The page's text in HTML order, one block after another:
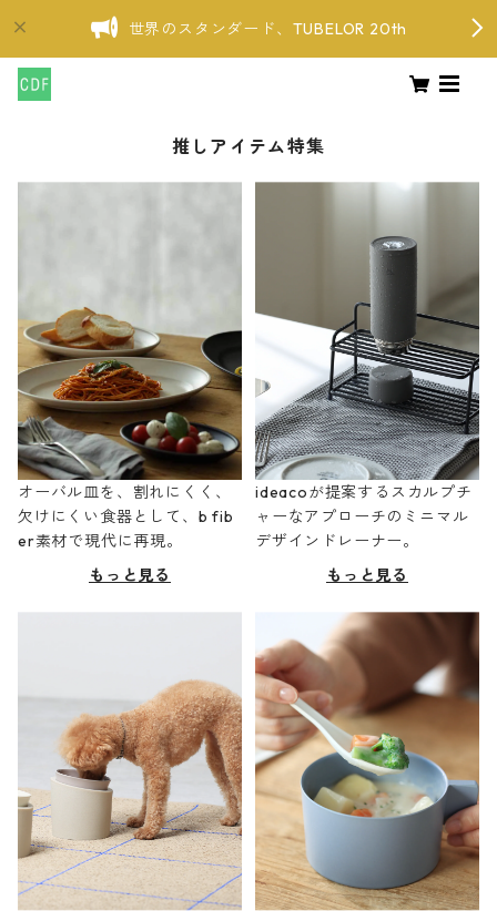
世界のスタンダード、TUBELOR 20th
推しアイテム特集
オーバル皿を、割れにくく、
欠けにくい食器として、b fib
er素材で現代に再現。
もっと見る
ideacoが提案するスカルプチ
ャーなアプローチのミニマル
デザインドレーナー。
もっと見る